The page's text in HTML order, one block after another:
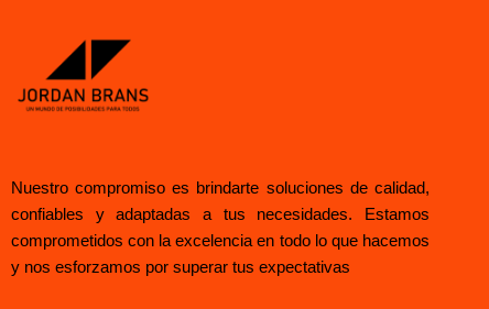
Nuestro compromiso es brindarte soluciones de calidad,
confiables y adaptadas a tus necesidades. Estamos
comprometidos con la excelencia en todo lo que hacemos
y nos esforzamos por superar tus expectativas